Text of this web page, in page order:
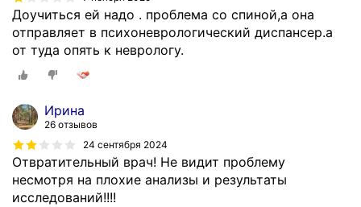
Доучиться ей надо . проблема со спиной,а она
отправляет в психоневрологический диспансер.а
от туда опять к неврологу.
Ирина
26 отзывов
24 сентября 2024
Отвратительный врач! Не видит проблему
несмотря на плохие анализы и результаты
исследований!!!!